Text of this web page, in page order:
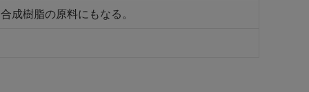
成樹脂の原料にもなる。